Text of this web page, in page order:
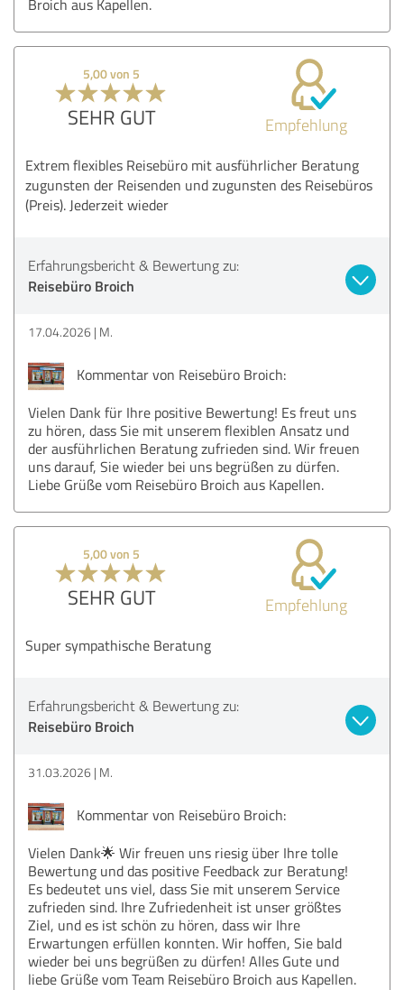
Broich aus Kapellen.
5,00 von 5
SEHR GUT Empfehlung
Extrem flexibles Reisebüro mit ausführlicher Beratung
zugunsten der Reisenden und zugunsten des Reisebüros
(Preis). Jederzeit wieder
Erfahrungsbericht & Bewertung zu:
Reisebüro Broich
17.04.2026 M.
Kommentar von Reisebüro Broich:
Vielen Dank für Ihre positive Bewertung! Es freut uns
zu hören, dass Sie mit unserem flexiblen Ansatz und
der ausführlichen Beratung zufrieden sind. Wir freuen
uns darauf, Sie wieder bei uns begrüßen zu dürfen.
Liebe Grüße vom Reisebüro Broich aus Kapellen.
5,00 von 5
SEHR GUT Empfehlung
Super sympathische Beratung
Erfahrungsbericht & Bewertung zu:
Reisebüro Broich
31.03.2026 M.
Kommentar von Reisebüro Broich:
Vielen Dank🌟 Wir freuen uns riesig über Ihre tolle
Bewertung und das positive Feedback zur Beratung!
Es bedeutet uns viel, dass Sie mit unserem Service
zufrieden sind. Ihre Zufriedenheit ist unser größtes
Ziel, und es ist schön zu hören, dass wir Ihre
Erwartungen erfüllen konnten. Wir hoffen, Sie bald
wieder bei uns begrüßen zu dürfen! Alles Gute und
liebe Grüße vom Team Reisebüro Broich aus Kapellen.